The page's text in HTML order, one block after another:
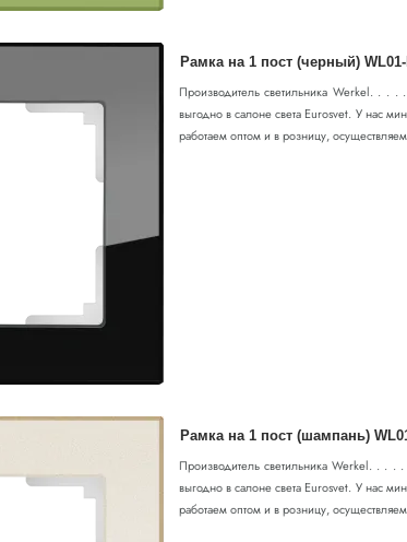
Рамка на 1 пост (черный)
Производитель светильника Werkel. . .
выгодно в салоне света Eurosvet. У нас
работаем оптом и в розницу,
Рамка на 1 пост (шампань)
Производитель светильника Werkel. . . .
выгодно в салоне света Eurosvet. У нас
работаем оптом и в розницу,